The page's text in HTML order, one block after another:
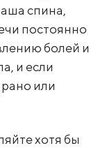
спина,
постоянно
болей и
и если
или
хотя бы